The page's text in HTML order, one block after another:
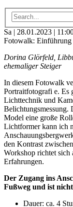
Sa | 28.01.2023 |
Fotowalk:
Dorina Glörfeld,
ehemaliger Steiger
In diesem Fotowalk
Portraitfotografi e. Es
Lichttechnik und
Belichtungsmessung.
Model eine große
Lichtformer kann ich
den Kontrast
Workshop richtet sich
Erfahrungen.
Der Zugang ins
Fußweg und ist
Dauer: ca. 4